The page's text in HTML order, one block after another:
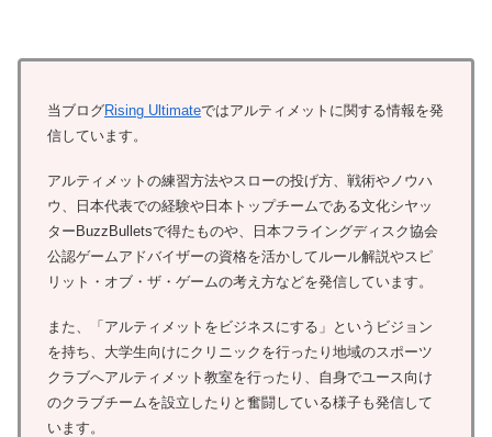
当ブログRising Ultimateではアルティメットに関する情報を発
信しています。
アルティメットの練習方法やスローの投げ方、戦術やノウハ
ウ、日本代表での経験や日本トップチームである文化シヤッ
ターBuzzBulletsで得たものや、日本フライングディスク協会
公認ゲームアドバイザーの資格を活かしてルール解説やスピ
リット・オブ・ザ・ゲームの考え方などを発信しています。
また、「アルティメットをビジネスにする」というビジョン
を持ち、大学生向けにクリニックを行ったり地域のスポーツ
クラブへアルティメット教室を行ったり、自身でユース向け
のクラブチームを設立したりと奮闘している様子も発信して
います。